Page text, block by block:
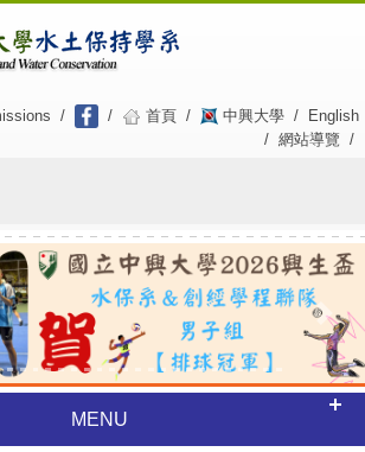
/ / 首頁 / 中興大學 /
English
/ 網站導覽 /
Next
MENU